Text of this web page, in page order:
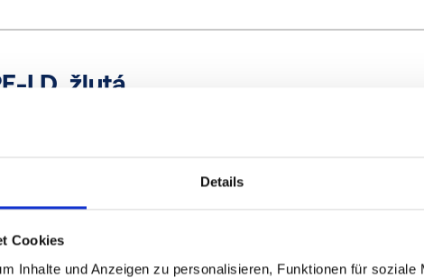
Details
Cookies
Inhalte und Anzeigen zu personalisieren, Funktionen für soziale
LD, žlutá
PE, modrá
Jednotková cena
Výběr